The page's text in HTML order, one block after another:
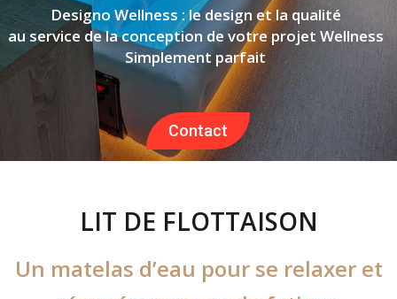
Designo Wellness : le design et la qualité
au service de la conception de votre projet Wellness
Simplement parfait
Contact
LIT DE FLOTTAISON
Un matelas d’eau pour se relaxer et